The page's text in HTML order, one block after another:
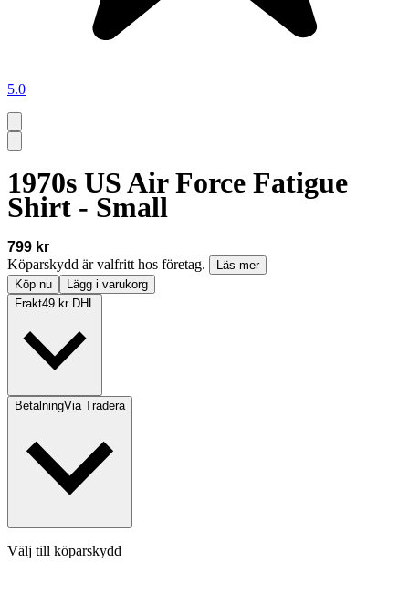
5.0
1970s US Air Force Fatigue
Shirt - Small
799 kr
Köparskydd är valfritt hos företag.
Läs mer
Köp nu
Lägg i varukorg
Frakt49 kr DHL
BetalningVia Tradera
Välj till köparskydd